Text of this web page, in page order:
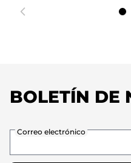
BOLETÍN DE
Correo electrónico